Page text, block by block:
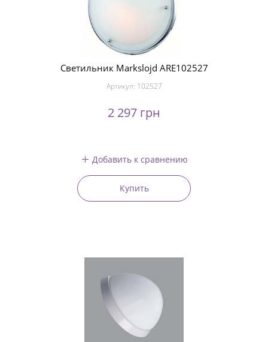
Светильник Markslojd ARE102527
Артикул: 102527
2 297 грн
Добавить к сравнению
Купить